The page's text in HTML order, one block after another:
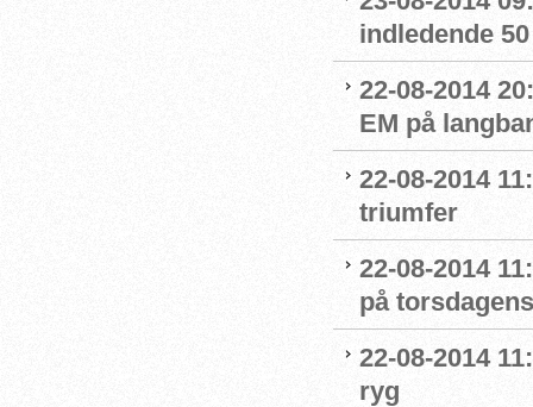
indledende
22-08-2014
EM på
22-08-2014
triumfer
22-08-2014
på
22-08-2014
ryg